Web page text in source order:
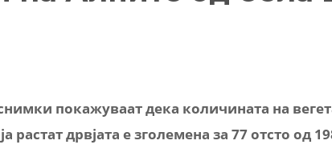
покажуваат дека количината на
растат дрвјата е зголемена за 77 отсто од